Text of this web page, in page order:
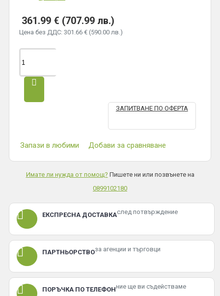
361.99 € (707.99 лв.)
Цена без ДДС: 301.66 € (590.00 лв.)
ЗАПИТВАНЕ ПО ОФЕРТА
Запази в любими Добави за сравняване
Имате ли нужда от помощ? Пишете ни или позвънете на
0899102180
ЕКСПРЕСНА ДОСТАВКАслед потвърждение
ПАРТНЬОРСТВОза агенции и търговци
ПОРЪЧКА ПО ТЕЛЕФОНние ще ви съдействаме